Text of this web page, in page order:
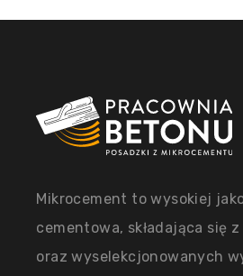
Mikrocement to wysokiej
cementowa, składająca się
oraz wyselekcjonowanych